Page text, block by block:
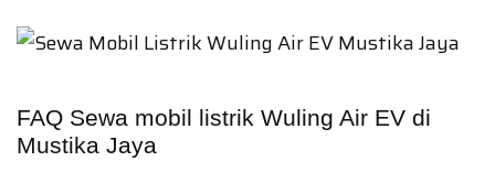
FAQ Sewa mobil listrik Wuling Air EV di
Mustika Jaya